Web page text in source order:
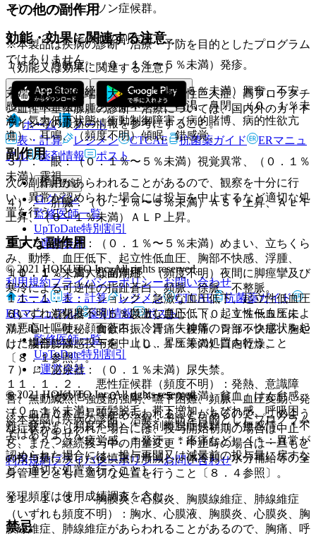
その他の副作用
１１．２． その他の副作用
１）． 過敏症：（０．１％〜５％未満）発疹。
２）． 精神神経系：（０．１％〜５％未満）興奮、不安
感、不眠、頭痛、ジスキネジア、口渇、鼻閉、（０．１％未
満）気力低下状態、衝動制御障害（病的賭博、病的性欲亢
進）、耳鳴、（頻度不明）傾眠、錯感覚。
３）． 眼：（０．１％〜５％未満）視覚異常、（０．１％
未満）霧視。
４）． 肝臓：（０．１％〜５％未満）ＡＳＴ上昇、ＡＬＴ
上昇、（０．１％未満）ＡＬＰ上昇。
５）． 循環器：（０．１％〜５％未満）めまい、立ちくら
み、動悸、血圧低下、起立性低血圧、胸部不快感、浮腫、
（０．１％未満）顔面潮紅、（頻度不明）夜間に脚痙攣及び
寒冷による可逆性の指趾蒼白、頻脈、徐脈、不整脈。
６）． 消化器：（５％以上）悪心、（０．１％〜５％未
満）嘔吐、便秘、食欲不振、胃痛・腹痛、胃部不快感、胸や
け、腹部膨満感、下痢、（０．１％未満）口内乾燥。
７）． 泌尿器：（０．１％未満）尿失禁。
８）． その他：（０．１％〜５％未満）貧血、けん怠感、
（０．１％未満）頭髪脱毛、帯下増加、しびれ感、呼吸困
難、疲労、（頻度不明）＊薬剤離脱症候群（＊無感情、＊不
安、＊うつ、＊疲労感、＊発汗、＊疼痛など）［＊：異常が
認められた場合には、投与再開又は減量前の投与量に戻すな
ど、適切な処置を行うこと］。
発現頻度は使用成績調査を含む。
禁忌
７）． パーキンソン症候群。
効能・効果に関連する注意
（効能又は効果に関連する注意）
末端肥大症（先端巨大症）、下垂体性巨人症、高プロラクチ
ン血性下垂体腺腫の診断・治療については、国内外のガイド
ライン等の最新の情報を参考にすること。
副作用
次の副作用があらわれることがあるので、観察を十分に行
い、異常が認められた場合には投与を中止するなど適切な処
置を行うこと。
重大な副作用
１１．１． 重大な副作用
１１．１．１． ショック、急激な血圧低下、起立性低血圧
（いずれも頻度不明）：急激な血圧低下、起立性低血圧によ
り悪心・嘔吐、顔面蒼白、冷汗、失神等のショック症状を起
した場合には、投与を中止し、昇圧等の処置を行うこと
〔８．１参照〕。
１１．１．２． 悪性症候群（頻度不明）：発熱、意識障
害、無動緘黙、強度筋強剛、嚥下困難、頻脈、血圧変動、発
汗、血清ＣＫ上昇等があらわれることがあるので、このよう
な症状があらわれた場合には、投与開始初期の場合は中止
し、また、継続投与中の用量変更・中止時の場合は一旦もと
の投与量に戻した後慎重に漸減し、体冷却、水分補給等の全
身管理とともに適切な処置を行うこと〔８．４参照〕。
１１．１．３． 胸膜炎、心膜炎、胸膜線維症、肺線維症
（いずれも頻度不明）：胸水、心膜液、胸膜炎、心膜炎、胸
膜線維症、肺線維症があらわれることがあるので、胸痛、呼
※本製品は疾病の診断・治療・予防を目的としたプログラム
ではありません。
ホーム
ノート
表・計算
レジメン CTCAE 抗菌薬ガイド
ERマニュ
アル
薬剤情報 ポスト
新規登録
ログイン
監修医師一覧
UpToDate特別割引
運営会社
© 2021 HOKUTO Inc. All rights reserved.
利用規約プライバシーポリシーお問い合わせ
ホーム
表・計算 レジメン CTCAE
抗菌薬ガイド
ERマニュアル
薬剤情報 ポスト
監修医師一覧
UpToDate特別割引
運営会社
© 2021 HOKUTO Inc. All rights reserved.
※本製品は疾病の診断・治療・予防を目的としたプログラム
ではありません。
利用規約プライバシーポリシーお問い合わせ